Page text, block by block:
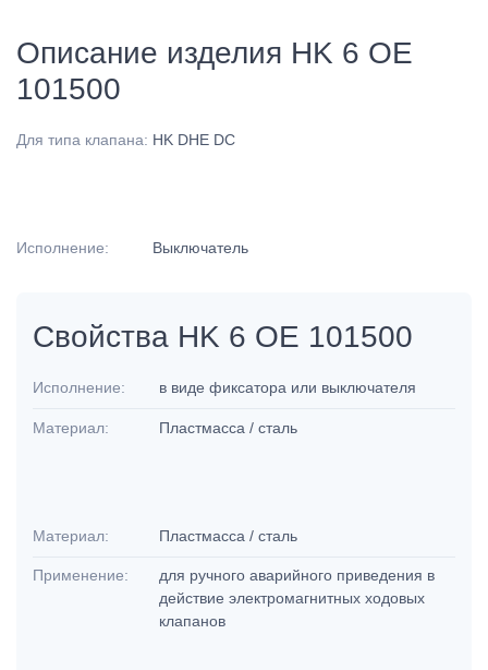
Описание изделия HK 6 OE
101500
Для типа клапана: HK DHE DC
Исполнение: Выключатель
Свойства HK 6 OE 101500
Исполнение: в виде фиксатора или выключателя
Материал: Пластмасса / сталь
Материал: Пластмасса / сталь
Применение:
для ручного аварийного приведения в
действие электромагнитных ходовых
клапанов